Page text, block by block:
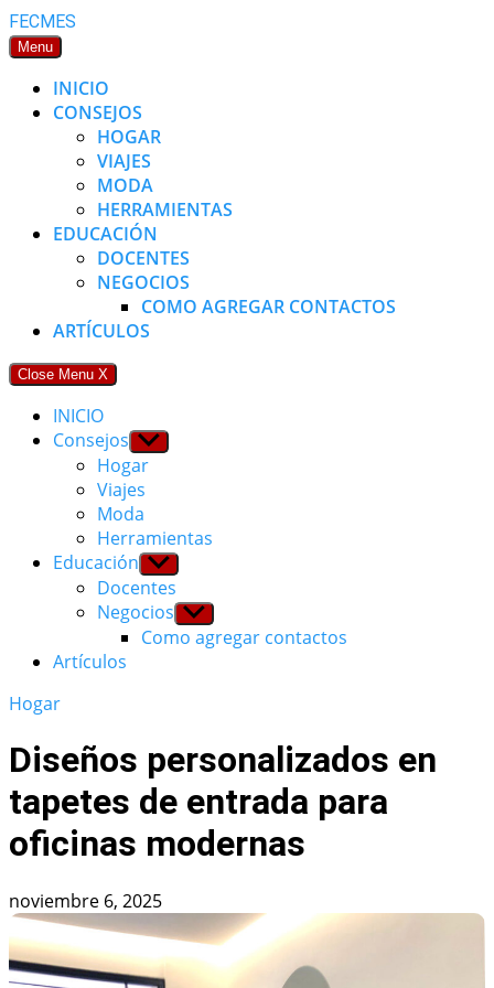
Skip
to
FECMES
Menu
INICIO
CONSEJOS
HOGAR
VIAJES
MODA
HERRAMIENTAS
EDUCACIÓN
DOCENTES
NEGOCIOS
COMO AGREGAR CONTACTOS
ARTÍCULOS
Close Menu X
INICIO
Consejos Show
sub
menu
Hogar
Viajes
Moda
Herramientas
Educación Show
sub
menu
Docentes
Negocios Show
sub
menu
Como agregar contactos
Artículos
Hogar
Diseños personalizados en
tapetes de entrada para
oficinas modernas
noviembre 6, 2025